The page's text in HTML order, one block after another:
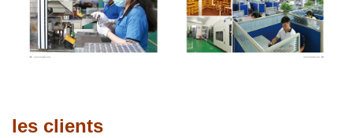
les clients